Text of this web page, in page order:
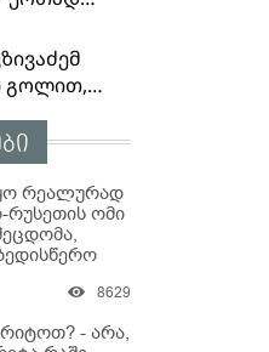
რეალურად
ომი
8629
- არა,